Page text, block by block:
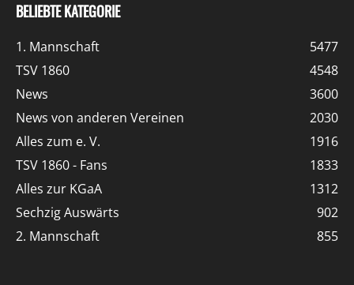
BELIEBTE KATEGORIE
1. Mannschaft
5477
TSV 1860
4548
News
3600
News von anderen Vereinen
2030
Alles zum e. V.
1916
TSV 1860 - Fans
1833
Alles zur KGaA
1312
Sechzig Auswärts
902
2. Mannschaft
855